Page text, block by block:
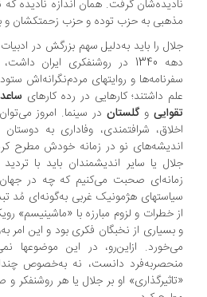
گرفت. همان اندازه نادیده که
به حزب توده و حزب زحمتکشان و باز
را باید به‌دلیل سهم بزرگش در ادبیات
دهه 1340 در روشنفکری ایران داشت،
و روایت‏های مردم‌‏نگرانه‌‏اش ستود که
داشتند؛ کارهایی در رده کارهایساعدیو
وگلستاندر سینما. امروز می‌‏توان جلال
شرافتمندی، وفاداری به دوستان خود
نو در زمانه خودش مطرح کرد؛ اما
یا سایر اندیشمندان باید با تردید
صحبت می‌‏کنیم که چه در جهان و چه
هژمونیک غربی به‌‏گونه‏‌ای مُد تبدیل
خطرات و لزوم مبارزه با «ماشینیسم» رویکردی
از نخبگان فکری بود و این امر
ازاین‌رو، در این موضوع‏ها
دانست، نه به‏‌خصوص چندان
او بر جلال یا هر روشنفکر و